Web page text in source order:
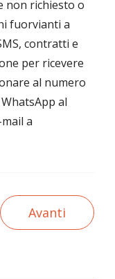
non richiesto o
fuorvianti a
contratti e
per ricevere
al numero
al
a
Avanti